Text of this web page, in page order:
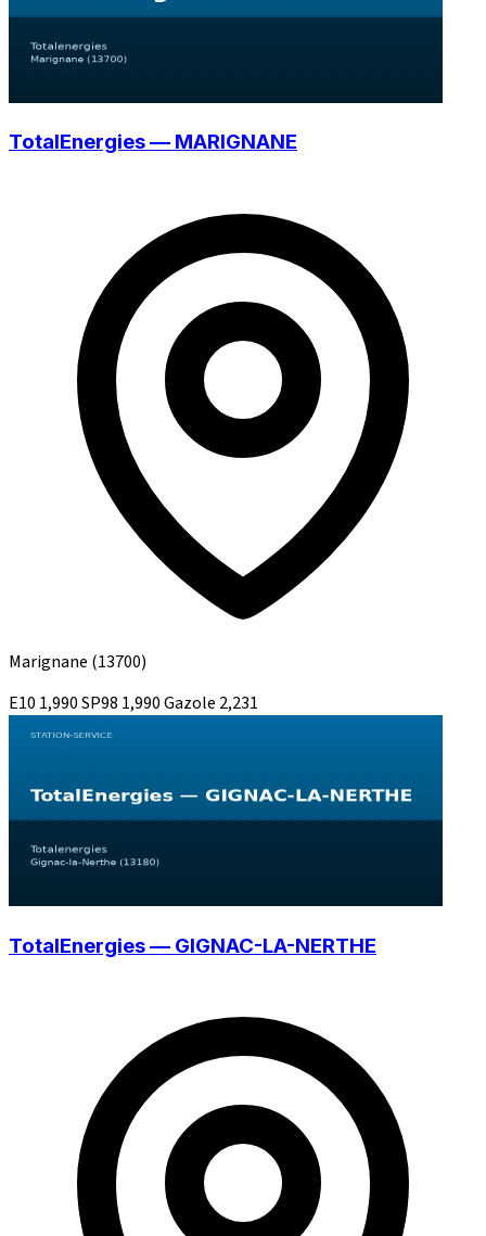
TotalEnergies — MARIGNANE
Marignane (13700)
E10 1,990SP98 1,990Gazole 2,231
TotalEnergies — GIGNAC-LA-NERTHE